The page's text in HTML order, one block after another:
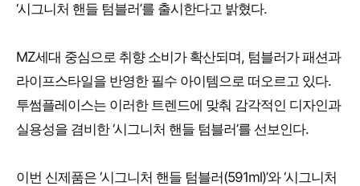
‘시그니처 핸들 텀블러’를 출시한다고 밝혔다.
MZ세대 중심으로 취향 소비가 확산되며, 텀블러가 패션과
라이프스타일을 반영한 필수 아이템으로 떠오르고 있다.
투썸플레이스는 이러한 트렌드에 맞춰 감각적인 디자인과
실용성을 겸비한 ‘시그니처 핸들 텀블러’를 선보인다.
이번 신제품은 ‘시그니처 핸들 텀블러(591ml)’와 ‘시그니처